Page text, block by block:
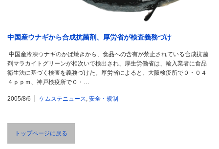
中国産ウナギから合成抗菌剤、厚労省が検査義務づけ
中国産冷凍ウナギのかば焼きから、食品への含有が禁止されている合成抗菌
剤マラカイトグリーンが相次いで検出され、厚生労働省は、輸入業者に食品
衛生法に基づく検査を義務づけた。厚労省によると、大阪検疫所で０・０４
４ｐｐｍ、神戸検疫所で０・…
2005/8/6 ケムステニュース, 安全・規制
トップページに戻る